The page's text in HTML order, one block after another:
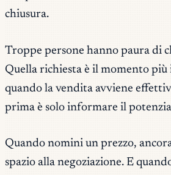
chiusura.
Troppe persone hanno paura di
Quella richiesta è il momento
quando la vendita avviene
prima è solo informare il
Quando nomini un prezzo,
spazio alla negoziazione. E